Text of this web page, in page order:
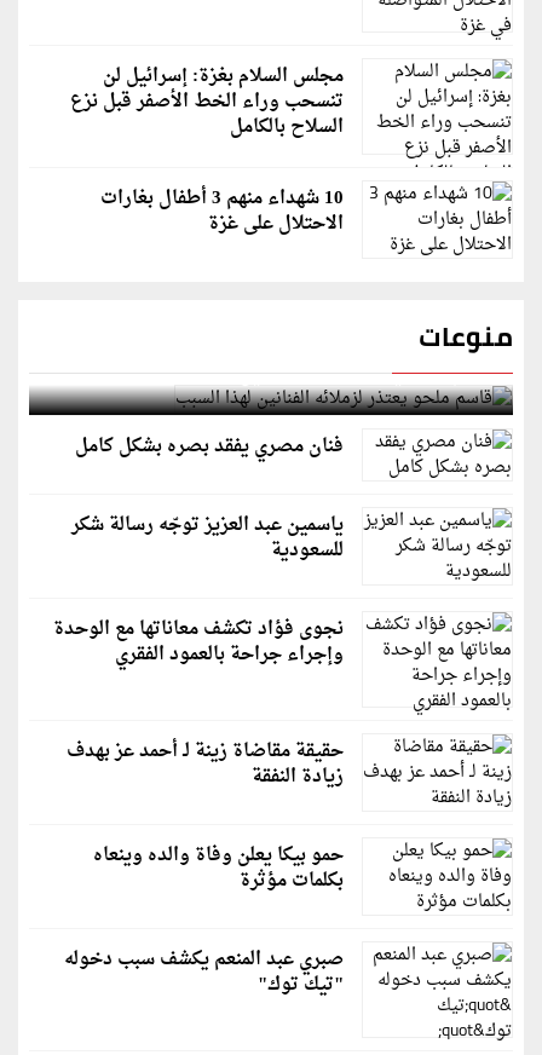
مجلس السلام بغزة: إسرائيل لن
تنسحب وراء الخط الأصفر قبل نزع
السلاح بالكامل
10 شهداء منهم 3 أطفال بغارات
الاحتلال على غزة
منوعات
قاسم ملحو يعتذر لزملائه الفنانين لهذا السبب
فنان مصري يفقد بصره بشكل كامل
ياسمين عبد العزيز توجّه رسالة شكر
للسعودية
نجوى فؤاد تكشف معاناتها مع الوحدة
وإجراء جراحة بالعمود الفقري
حقيقة مقاضاة زينة لـ أحمد عز بهدف
زيادة النفقة
حمو بيكا يعلن وفاة والده وينعاه
بكلمات مؤثرة
صبري عبد المنعم يكشف سبب دخوله
"تيك توك"